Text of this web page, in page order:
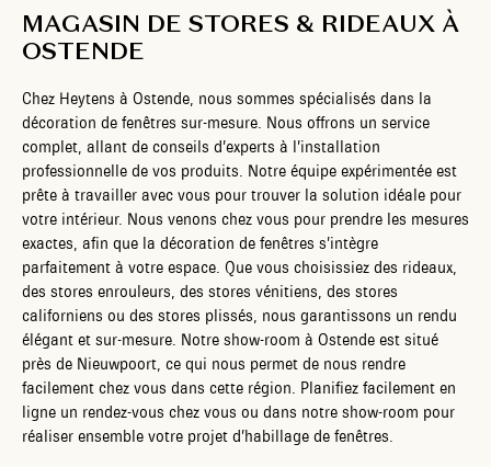
MAGASIN DE STORES & RIDEAUX À
OSTENDE
Chez Heytens à Ostende, nous sommes spécialisés dans la
décoration de fenêtres sur-mesure. Nous offrons un service
complet, allant de conseils d’experts à l’installation
professionnelle de vos produits. Notre équipe expérimentée est
prête à travailler avec vous pour trouver la solution idéale pour
votre intérieur. Nous venons chez vous pour prendre les mesures
exactes, afin que la décoration de fenêtres s’intègre
parfaitement à votre espace. Que vous choisissiez des rideaux,
des stores enrouleurs, des stores vénitiens, des stores
californiens ou des stores plissés, nous garantissons un rendu
élégant et sur-mesure. Notre show-room à Ostende est situé
près de Nieuwpoort, ce qui nous permet de nous rendre
facilement chez vous dans cette région. Planifiez facilement en
ligne un rendez-vous chez vous ou dans notre show-room pour
réaliser ensemble votre projet d’habillage de fenêtres.